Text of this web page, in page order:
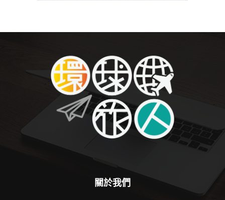
關於我們